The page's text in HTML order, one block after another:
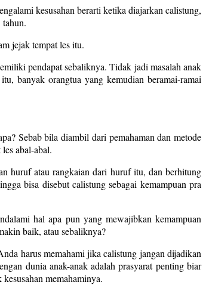
kesusahan berarti ketika diajarkan calistung,
jejak tempat les itu.
pendapat sebaliknya. Tidak jadi masalah anak
banyak orangtua yang kemudian beramai-ramai
Sebab bila diambil dari pemahaman dan metode
abal-abal.
huruf atau rangkaian dari huruf itu, dan berhitung
bisa disebut calistung sebagai kemampuan pra
hal apa pun yang mewajibkan kemampuan
baik, atau sebaliknya?
harus memahami jika calistung jangan dijadikan
dunia anak-anak adalah prasyarat penting biar
memahaminya.